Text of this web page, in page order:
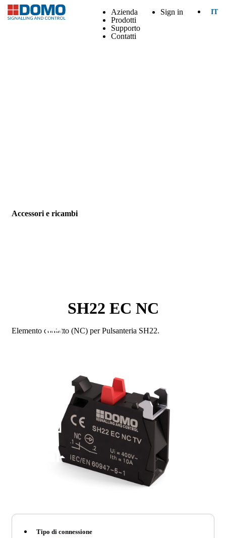
Azienda
Prodotti
Supporto
Contatti
Sign in IT
Accessori e ricambi
SH22 EC NC
Elemento contatto (NC) per Pulsanteria SH22.
Tipo di connessione